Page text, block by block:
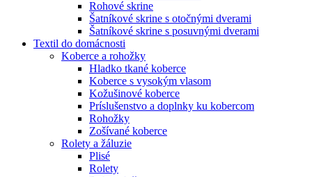
Rohové skrine
Šatníkové skrine s otočnými dverami
Šatníkové skrine s posuvnými dverami
Textil do domácnosti
Koberce a rohožky
Hladko tkané koberce
Koberce s vysokým vlasom
Kožušinové koberce
Príslušenstvo a doplnky ku kobercom
Rohožky
Zošívané koberce
Rolety a žáluzie
Plisé
Rolety